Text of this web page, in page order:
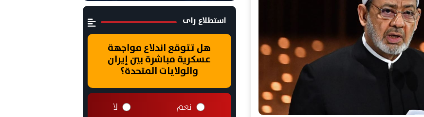
استطلاع راى
هل تتوقع اندلاع مواجهة
عسكرية مباشرة بين إيران
والولايات المتحدة؟
نعم لا